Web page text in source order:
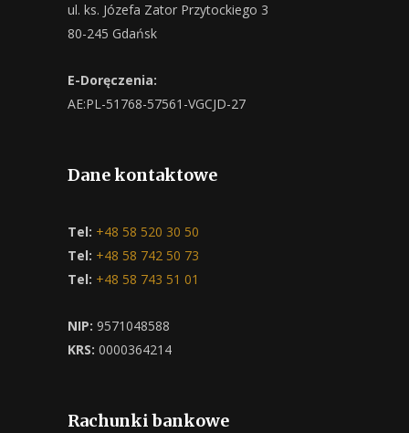
ul. ks. Józefa Zator Przytockiego 3
80-245 Gdańsk
E-Doręczenia:
AE:PL-51768-57561-VGCJD-27
Dane kontaktowe
Tel: +48 58 520 30 50
Tel: +48 58 742 50 73
Tel: +48 58 743 51 01
NIP: 9571048588
KRS: 0000364214
Rachunki bankowe